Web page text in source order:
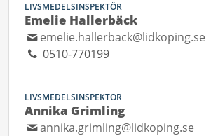
LIVSMEDELSINSPEKTÖR
Emelie Hallerbäck
emelie.hallerback@lidkoping.se
0510-770199
LIVSMEDELSINSPEKTÖR
Annika Grimling
annika.grimling@lidkoping.se